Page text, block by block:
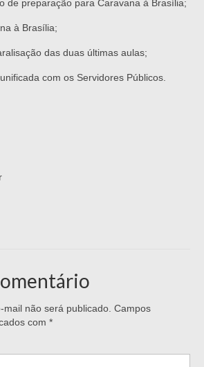
de preparação para Caravana à Brasília;
à Brasília;
das duas últimas aulas;
com os Servidores Públicos.
não será publicado. Campos
com *